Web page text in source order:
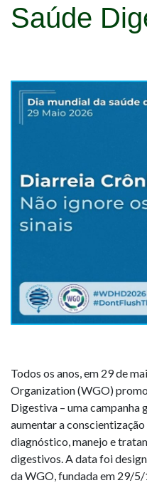
Saúde
Todos os anos, em 29 de
Organization (WGO)
Digestiva – uma campanha
aumentar a
diagnóstico, manejo e
digestivos. A data foi
da WGO, fundada em 29/